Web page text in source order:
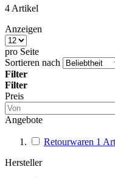
4 Artikel
Anzeigen
pro Seite
Sortieren nach
Filter
Filter
Preis
Angebote
Retourwaren 1
Hersteller